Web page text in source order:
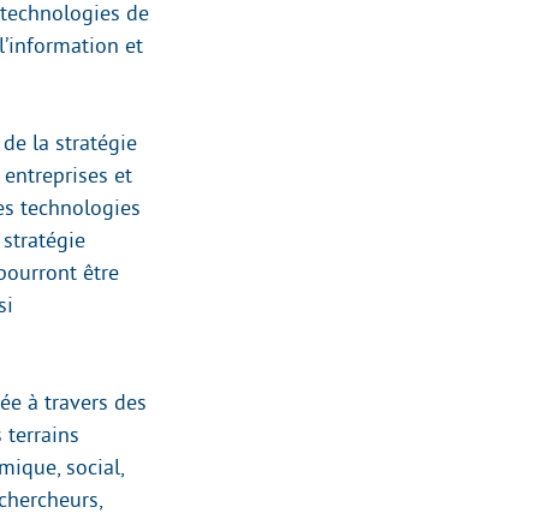
de
et
de la stratégie
et
technologies
être
à travers des
terrains
social,